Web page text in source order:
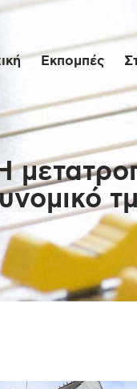
Εκπομπές